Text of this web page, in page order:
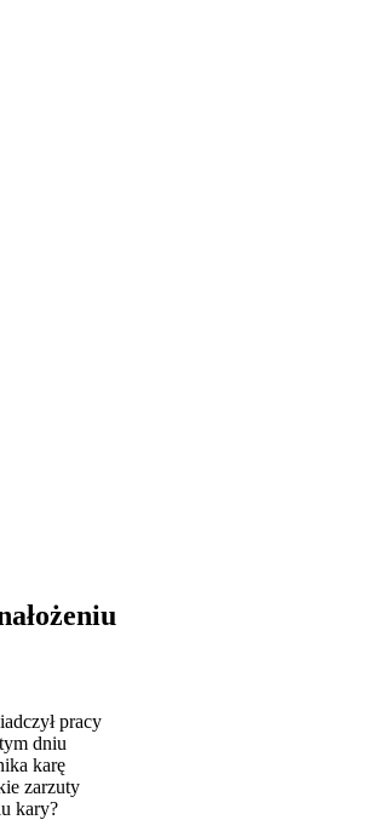
pracy
dniu
karę
zarzuty
kary?